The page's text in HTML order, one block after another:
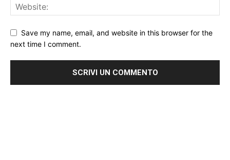
Save my name, email, and website in this browser for the
next time I comment.